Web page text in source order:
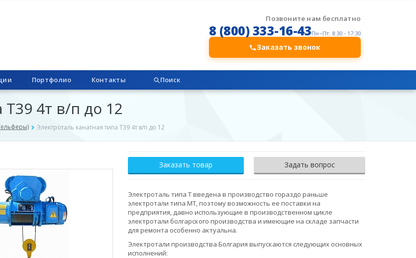
Позвоните нам бесплатно
8 (800) 333-16-43Пн–Пт: 8:30 - 17:30
Заказать звонок
Портфолио Контакты Поиск
Т39 4т в/п до 12
Электроталь канатная типа Т39 4т в/п до 12
Заказать товар Задать вопрос
Электроталь типа Т введена в производство гораздо раньше
электротали типа МТ, поэтому возможность ее поставки на
предприятия, давно использующие в производственном цикле
электротали болгарского производства и имеющие на складе запчасти
для ремонта особенно актуальна.
Электротали производства Болгария выпускаются следующих основных
исполнений: